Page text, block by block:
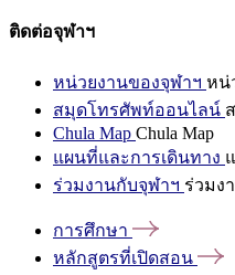
ติดต่อจุฬาฯ
หน่วยงานของจุฬาฯ หน่
สมุดโทรศัพท์ออนไลน์
Chula Map Chula Map
แผนที่และการเดินทาง
ร่วมงานกับจุฬาฯ ร่วมง
การศึกษา
หลักสูตรที่เปิดสอน